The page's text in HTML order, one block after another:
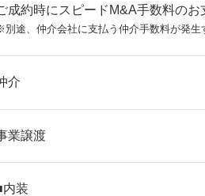
成約時にスピードM&A手数料のお
途、仲介会社に支払う仲介手数料が発生
介
業譲渡
内装